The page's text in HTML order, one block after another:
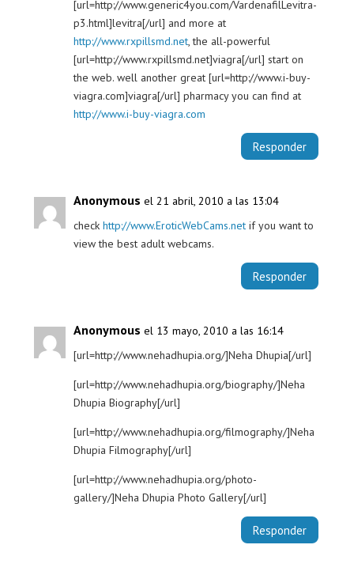
[url=http://www.generic4you.com/VardenafilLevitra-
p3.html]levitra[/url] and more at
http://www.rxpillsmd.net, the all-powerful
[url=http://www.rxpillsmd.net]viagra[/url] start on
the web. well another great [url=http://www.i-buy-
viagra.com]viagra[/url] pharmacy you can find at
http://www.i-buy-viagra.com
Responder
Anonymous el 21 abril, 2010 a las 13:04
check http://www.EroticWebCams.netif you want to
view the best adult webcams.
Responder
Anonymous el 13 mayo, 2010 a las 16:14
[url=http://www.nehadhupia.org/]Neha Dhupia[/url]
[url=http://www.nehadhupia.org/biography/]Neha
Dhupia Biography[/url]
[url=http://www.nehadhupia.org/filmography/]Neha
Dhupia Filmography[/url]
[url=http://www.nehadhupia.org/photo-
gallery/]Neha Dhupia Photo Gallery[/url]
Responder